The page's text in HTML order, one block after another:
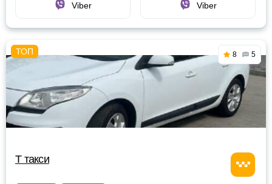
Viber Viber
8 5
Т такси